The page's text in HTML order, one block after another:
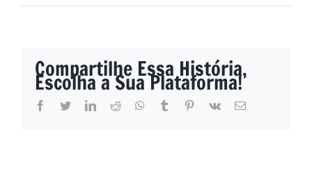
Compartilhe Essa História,
Escolha a Sua Plataforma!
facebook
twitterlinkedinreddit whatsapptumblr pinterest
vk
E-